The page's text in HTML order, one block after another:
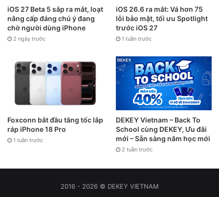
iOS 27 Beta 5 sắp ra mắt, loạt
nâng cấp đáng chú ý đang
chờ người dùng iPhone
2 ngày trước
iOS 26.6 ra mắt: Vá hơn 75
lỗi bảo mật, tối ưu Spotlight
trước iOS 27
1 tuần trước
Foxconn bắt đầu tăng tốc lắp
ráp iPhone 18 Pro
1 tuần trước
DEKEY Vietnam – Back To
School cùng DEKEY, Ưu đãi
mới – Sẵn sàng năm học mới
2 tuần trước
2016 - 2026 © DEKEY VIETNAM